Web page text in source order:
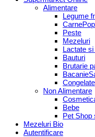
Alimentare
Legume
Carne
Peste
Mezeluri
Lactate si
Bauturi
Brutarie
Bacanie
Congelate
Non Alimentare
Bebe
Pet Shop
Mezeluri Bio
Autentificare